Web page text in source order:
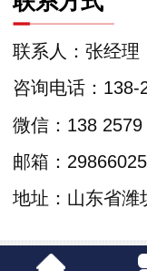
咨询电话：138-
联系人：张经理
微信：138 2579
邮箱：
地址：山东省潍